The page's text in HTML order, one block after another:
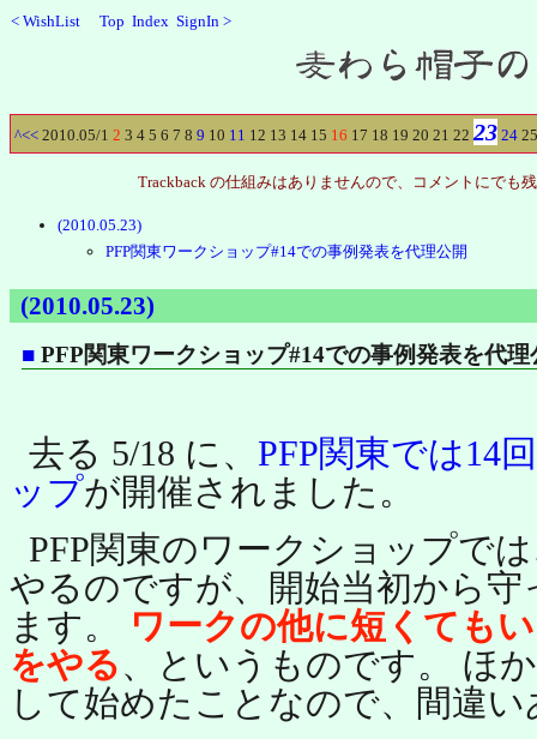
< WishList Top Index SignIn >
^<< 2010.05/1 2 3 4 5 6 7 8 9 10 11 12 13 14 15 16 17 18 19 20 21 22 23 24 25
Trackback の仕組みはありませんので、コメントにでも
(2010.05.23)
PFP関東ワークショップ#14での事例発表を代理公開
(2010.05.23)
■PFP関東ワークショップ#14での事例発表を代理
去る 5/18 に、 PFP関東では14
ップが開催されました。
PFP関東のワークショップで
やるのですが、開始当初から守
ます。
ワークの他に短くても
をやる、というものです。 ほ
して始めたことなので、間違